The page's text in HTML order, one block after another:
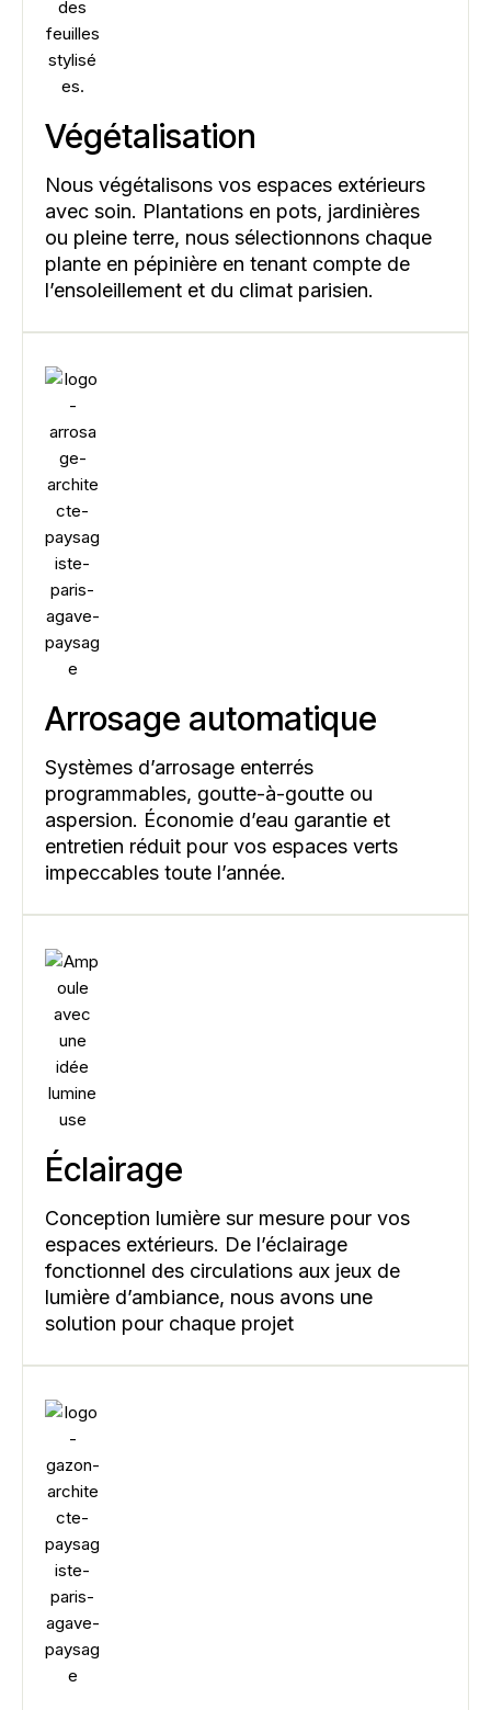
Végétalisation
Nous végétalisons vos espaces extérieurs
avec soin. Plantations en pots, jardinières
ou pleine terre, nous sélectionnons chaque
plante en pépinière en tenant compte de
l’ensoleillement et du climat parisien.
Arrosage automatique
Systèmes d’arrosage enterrés
programmables, goutte-à-goutte ou
aspersion. Économie d’eau garantie et
entretien réduit pour vos espaces verts
impeccables toute l’année.
Éclairage
Conception lumière sur mesure pour vos
espaces extérieurs. De l’éclairage
fonctionnel des circulations aux jeux de
lumière d’ambiance, nous avons une
solution pour chaque projet